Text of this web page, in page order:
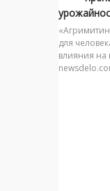
для
влияния